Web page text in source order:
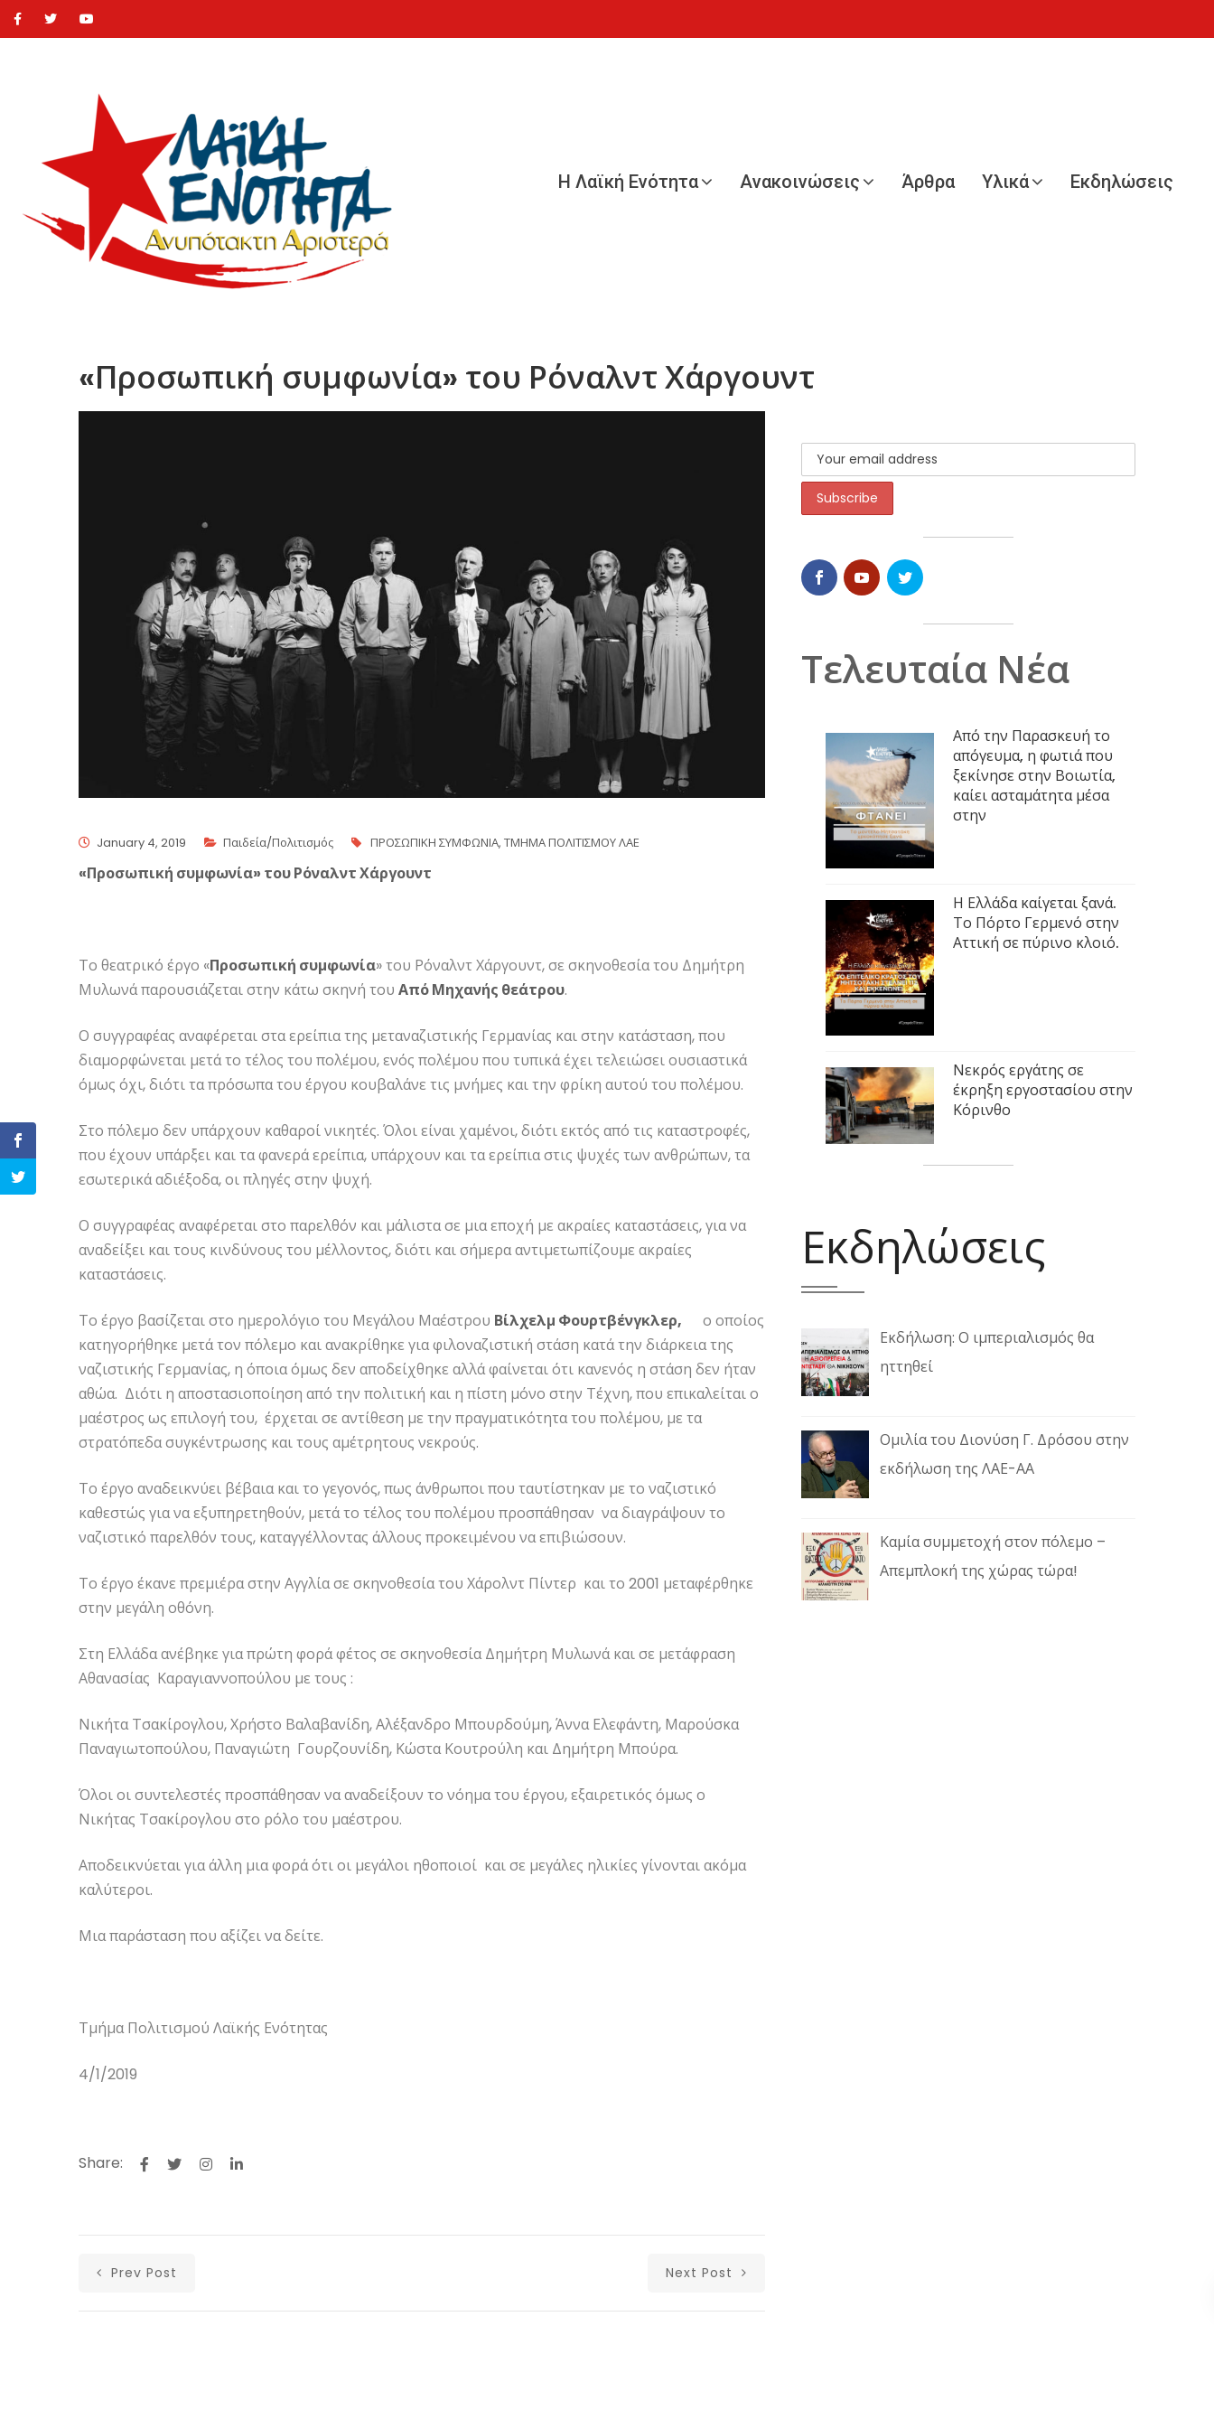
Η Λαϊκή Ενότητα Ανακοινώσεις Άρθρα Υλικά Εκδηλώσεις
«Προσωπική συμφωνία» του Ρόναλντ Χάργουντ
January 4, 2019 Παιδεία/Πολιτισμός ΠΡΟΣΩΠΙΚΗ ΣΥΜΦΩΝΙΑ, ΤΜΗΜΑ ΠΟΛΙΤΙΣΜΟΥ ΛΑΕ
«Προσωπική συμφωνία» του Ρόναλντ Χάργουντ
Το θεατρικό έργο «Προσωπική συμφωνία» του Ρόναλντ Χάργουντ, σε σκηνοθεσία του Δημήτρη
Μυλωνά παρουσιάζεται στην κάτω σκηνή του Από Μηχανής θεάτρου.
Ο συγγραφέας αναφέρεται στα ερείπια της μεταναζιστικής Γερμανίας και στην κατάσταση, που
διαμορφώνεται μετά το τέλος του πολέμου, ενός πολέμου που τυπικά έχει τελειώσει ουσιαστικά
όμως όχι, διότι τα πρόσωπα του έργου κουβαλάνε τις μνήμες και την φρίκη αυτού του πολέμου.
Στο πόλεμο δεν υπάρχουν καθαροί νικητές. Όλοι είναι χαμένοι, διότι εκτός από τις καταστροφές,
που έχουν υπάρξει και τα φανερά ερείπια, υπάρχουν και τα ερείπια στις ψυχές των ανθρώπων, τα
εσωτερικά αδιέξοδα, οι πληγές στην ψυχή.
Ο συγγραφέας αναφέρεται στο παρελθόν και μάλιστα σε μια εποχή με ακραίες καταστάσεις, για να
αναδείξει και τους κινδύνους του μέλλοντος, διότι και σήμερα αντιμετωπίζουμε ακραίες
καταστάσεις.
Το έργο βασίζεται στο ημερολόγιο του Μεγάλου Μαέστρου Βίλχελμ Φουρτβένγκλερ,
ο οποίος
κατηγορήθηκε μετά τον πόλεμο και ανακρίθηκε για φιλοναζιστική στάση κατά την διάρκεια της
ναζιστικής Γερμανίας, η όποια όμως δεν αποδείχθηκε αλλά φαίνεται ότι κανενός η στάση δεν ήταν
αθώα. Διότι η αποστασιοποίηση από την πολιτική και η πίστη μόνο στην Τέχνη, που επικαλείται ο
μαέστρος ως επιλογή του, έρχεται σε αντίθεση με την πραγματικότητα του πολέμου, με τα
στρατόπεδα συγκέντρωσης και τους αμέτρητους νεκρούς.
Το έργο αναδεικνύει βέβαια και το γεγονός, πως άνθρωποι που ταυτίστηκαν με το ναζιστικό
καθεστώς για να εξυπηρετηθούν, μετά το τέλος του πολέμου προσπάθησαν να διαγράψουν το
ναζιστικό παρελθόν τους, καταγγέλλοντας άλλους προκειμένου να επιβιώσουν.
Το έργο έκανε πρεμιέρα στην Αγγλία σε σκηνοθεσία του Χάρολντ Πίντερ και το 2001 μεταφέρθηκε
στην μεγάλη οθόνη.
Στη Ελλάδα ανέβηκε για πρώτη φορά φέτος σε σκηνοθεσία Δημήτρη Μυλωνά και σε μετάφραση
Αθανασίας Καραγιαννοπούλου με τους :
Νικήτα Τσακίρογλου, Χρήστο Βαλαβανίδη, Αλέξανδρο Μπουρδούμη, Άννα Ελεφάντη, Μαρούσκα
Παναγιωτοπούλου, Παναγιώτη Γουρζουνίδη, Κώστα Κουτρούλη και Δημήτρη Μπούρα.
Όλοι οι συντελεστές προσπάθησαν να αναδείξουν το νόημα του έργου, εξαιρετικός όμως ο
Νικήτας Τσακίρογλου στο ρόλο του μαέστρου.
Αποδεικνύεται για άλλη μια φορά ότι οι μεγάλοι ηθοποιοί και σε μεγάλες ηλικίες γίνονται ακόμα
καλύτεροι.
Μια παράσταση που αξίζει να δείτε.
Τμήμα Πολιτισμού Λαϊκής Ενότητας
4/1/2019
Share:
Prev Post Next Post
Τελευταία Νέα
Από την Παρασκευή το
απόγευμα, η φωτιά που
ξεκίνησε στην Βοιωτία,
καίει ασταμάτητα μέσα
στην
Η Ελλάδα καίγεται ξανά.
Το Πόρτο Γερμενό στην
Αττική σε πύρινο κλοιό.
Νεκρός εργάτης σε
έκρηξη εργοστασίου στην
Κόρινθο
Εκδηλώσεις
Εκδήλωση: Ο ιμπεριαλισμός θα
ηττηθεί
Ομιλία του Διονύση Γ. Δρόσου στην
εκδήλωση της ΛΑΕ-ΑΑ
Καμία συμμετοχή στον πόλεμο –
Απεμπλοκή της χώρας τώρα!